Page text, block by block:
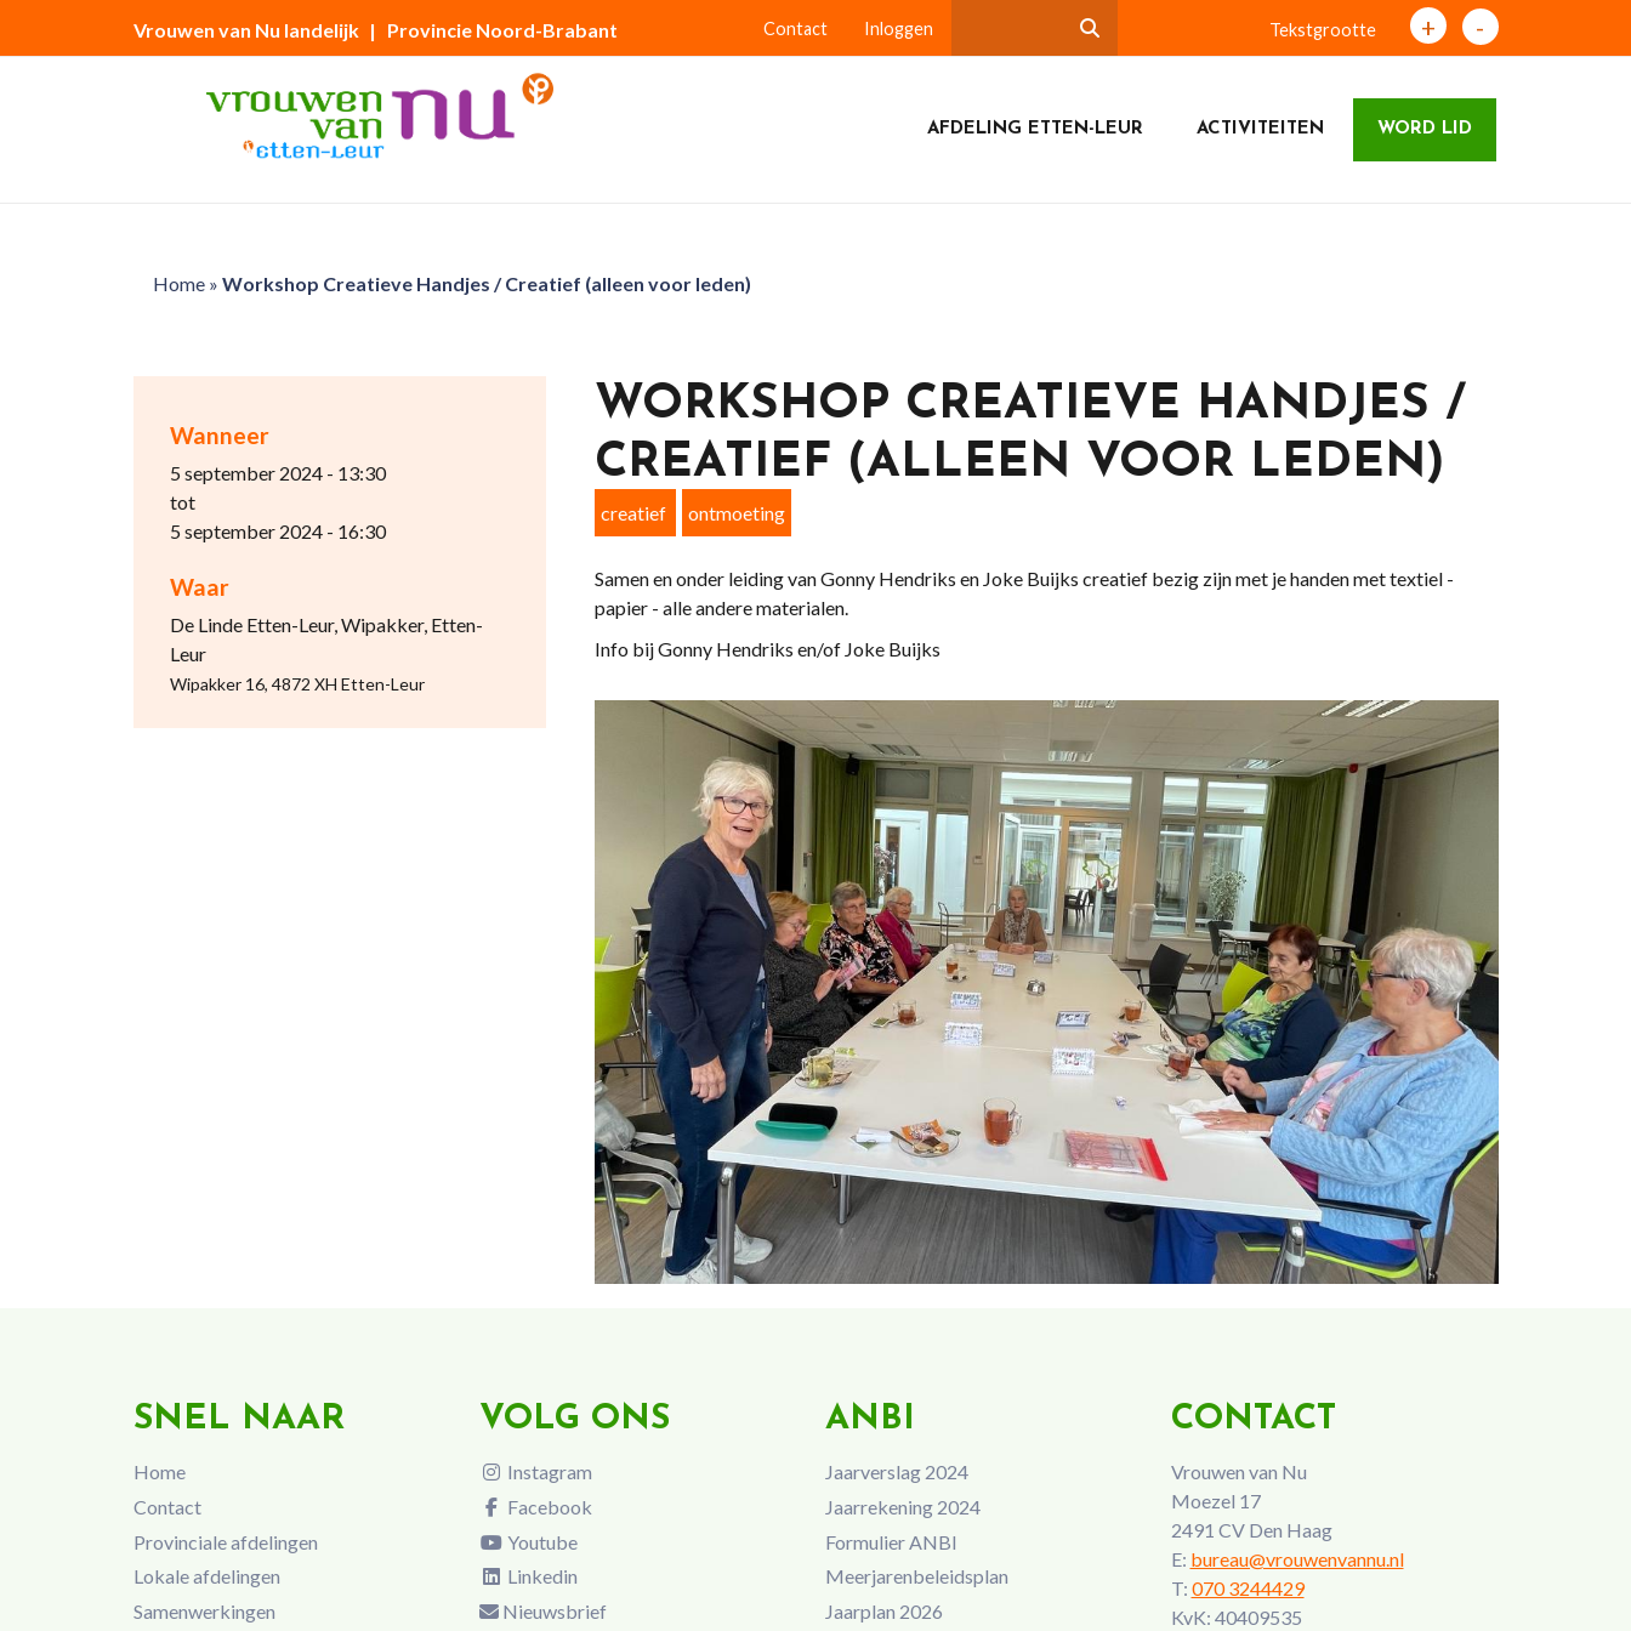
Vrouwen van Nu landelijk | Provincie Noord-Brabant Contact Inloggen Tekstgrootte + -
AFDELING ETTEN-LEUR ACTIVITEITEN WORD LID
Home» Workshop Creatieve Handjes / Creatief (alleen voor leden)
Wanneer
5 september 2024 - 13:30
tot
5 september 2024 - 16:30
Waar
De Linde Etten-Leur, Wipakker, Etten-
Leur
Wipakker 16, 4872 XH Etten-Leur
WORKSHOP CREATIEVE HANDJES /
CREATIEF (ALLEEN VOOR LEDEN)
creatief ontmoeting
Samen en onder leiding van Gonny Hendriks en Joke Buijks creatief bezig zijn met je handen met textiel -
papier - alle andere materialen.
Info bij Gonny Hendriks en/of Joke Buijks
SNEL NAAR
Home
Contact
Provinciale afdelingen
Lokale afdelingen
Samenwerkingen
VOLG ONS
Instagram
Facebook
Youtube
Linkedin
Nieuwsbrief
ANBI
Jaarverslag 2024
Jaarrekening 2024
Formulier ANBI
Meerjarenbeleidsplan
Jaarplan 2026
CONTACT
Vrouwen van Nu
Moezel 17
2491 CV Den Haag
E: bureau@vrouwenvannu.nl
T: 070 3244429
KvK: 40409535